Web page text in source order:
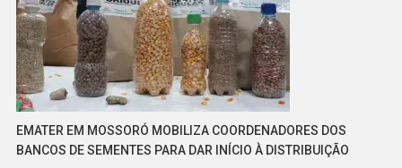
EMATER EM MOSSORÓ MOBILIZA COORDENADORES DOS
BANCOS DE SEMENTES PARA DAR INÍCIO À DISTRIBUIÇÃO